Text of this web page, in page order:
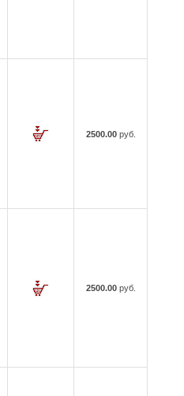
2500.00руб.
2500.00руб.